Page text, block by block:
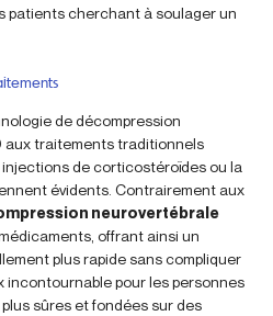
patients cherchant à soulager un
de décompression
aux traitements traditionnels
de corticostéroïdes ou la
évidents. Contrairement aux
neurovertébrale
offrant ainsi un
plus rapide sans compliquer
incontournable pour les personnes
sûres et fondées sur des